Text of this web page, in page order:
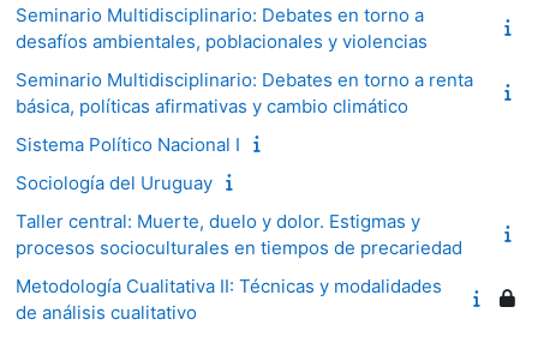
Seminario Multidisciplinario: Debates en torno a
desafíos ambientales, poblacionales y violencias
Seminario Multidisciplinario: Debates en torno a renta
básica, políticas afirmativas y cambio climático
Sistema Político Nacional I
Sociología del Uruguay
Taller central: Muerte, duelo y dolor. Estigmas y
procesos socioculturales en tiempos de precariedad
Metodología Cualitativa II: Técnicas y modalidades
de análisis cualitativo